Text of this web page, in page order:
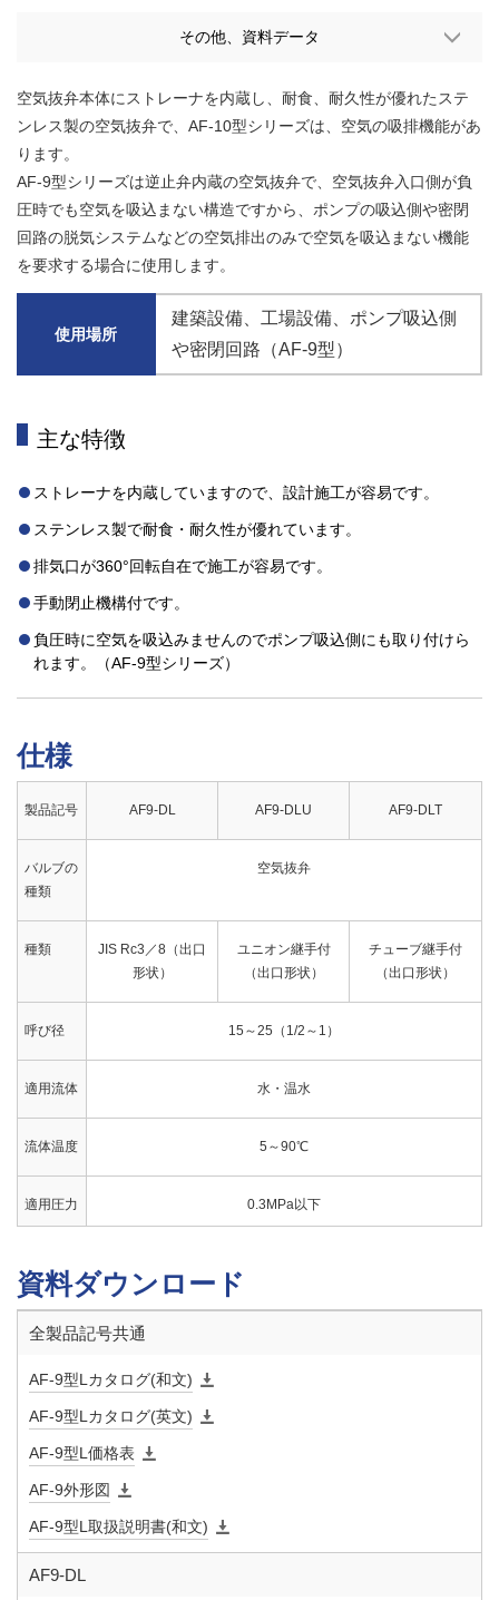
その他、資料データ
空気抜弁本体にストレーナを内蔵し、耐食、耐久性が優れたステ
ンレス製の空気抜弁で、AF-10型シリーズは、空気の吸排機能があ
ります。
AF-9型シリーズは逆止弁内蔵の空気抜弁で、空気抜弁入口側が負
圧時でも空気を吸込まない構造ですから、ポンプの吸込側や密閉
回路の脱気システムなどの空気排出のみで空気を吸込まない機能
を要求する場合に使用します。
使用場所
建築設備 工場設備
ポンプ吸込側
や密閉回路（AF-9型）
主な特徴
ストレーナを内蔵していますので、設計施工が容易です。
ステンレス製で耐食・耐久性が優れています。
排気口が360°回転自在で施工が容易です。
手動閉止機構付です。
負圧時に空気を吸込みませんのでポンプ吸込側にも取り付けら
れます。（AF-9型シリーズ）
仕様
製品記号 AF9-DL AF9-DLU AF9-DLT
バルブの
種類
空気抜弁
種類
JIS Rc3／8（出口
形状）
ユニオン継手付
（出口形状）
チューブ継手付
（出口形状）
呼び径 15～25（1/2～1）
適用流体 水・温水
流体温度 5～90℃
適用圧力 0.3MPa以下
付属機構 手動閉止ツマミ、ストレーナ、逆止弁
ナ
材質 本
体
資料ダウンロード
全製品記号共通
AF-9型Lカタログ(和文)
AF-9型Lカタログ(英文)
AF-9型L価格表
AF-9外形図
AF-9型L取扱説明書(和文)
AF9-DL